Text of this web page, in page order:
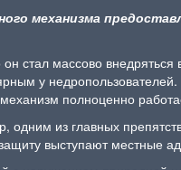
механизма
стал массово
у
полноценно
из главных
выступают местные